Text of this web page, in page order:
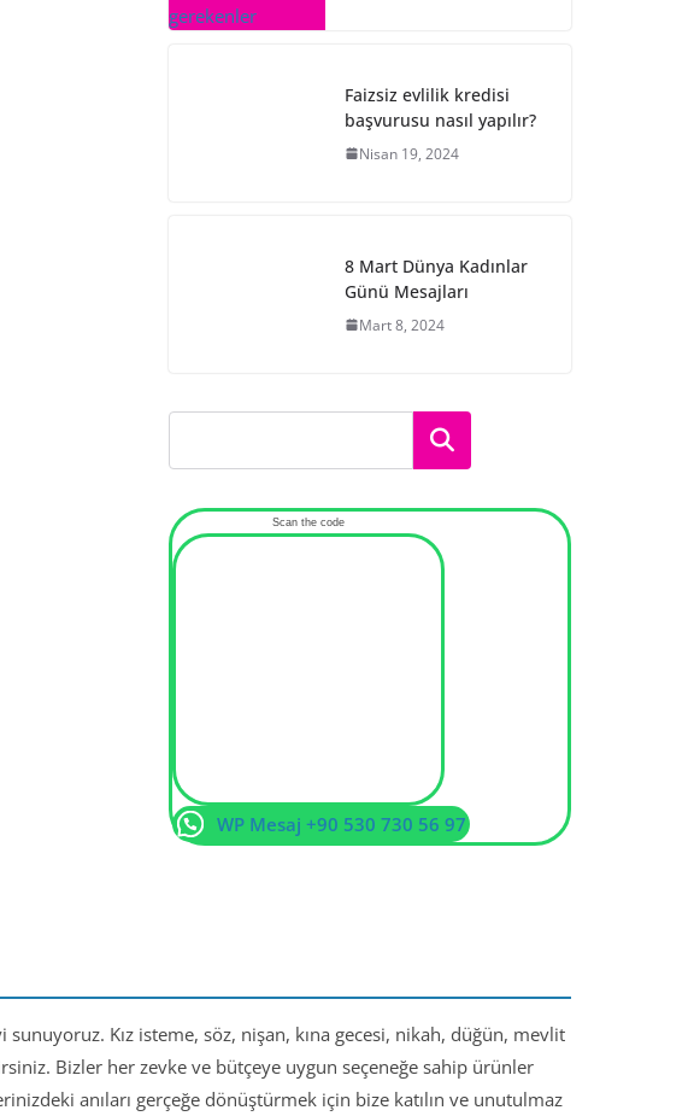
Faizsiz evlilik kredisi
başvurusu nasıl yapılır?
Nisan 19, 2024
8 Mart Dünya Kadınlar
Günü Mesajları
Mart 8, 2024
Ara
Scan the code
WP Mesaj +90 530 730 56 97
sunuyoruz. Kız isteme, söz, nişan, kına gecesi, nikah, düğün, mevlit
Bizler her zevke ve bütçeye uygun seçeneğe sahip ürünler
anıları gerçeğe dönüştürmek için bize katılın ve unutulmaz